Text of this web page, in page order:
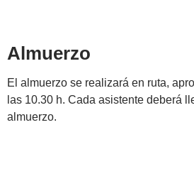
Almuerzo
El almuerzo se realizará en ruta,
las 10.30 h. Cada asistente deberá
almuerzo.